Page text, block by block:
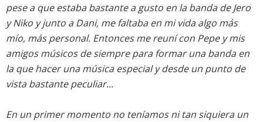
pese a que estaba bastante a gusto en la banda de Jero
y Niko y junto a Dani, me faltaba en mi vida algo más
mío, más personal. Entonces me reuní con Pepe y mis
amigos músicos de siempre para formar una banda en
la que hacer una música especial y desde un punto de
vista bastante peculiar...
En un primer momento no teníamos ni tan siquiera un